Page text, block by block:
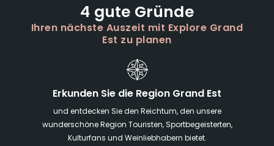
4 gute Gründe
Ihren nächste Auszeit mit Explore Grand
Est zu planen
Erkunden Sie die Region Grand Est
und entdecken Sie den Reichtum, den unsere
wunderschöne Region Touristen, Sportbegeisterten,
Kulturfans und Weinliebhabern bietet.